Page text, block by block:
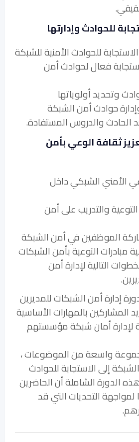
للحوادث وإدارتها
فعال لحوادث أمن
ثقافة الوعي بأمن
الأمني الشبكي داخل
التوعية والتدريب على أمن
التالية لإدارة أمن
إدارة أمن الشبكات للمديرين
المشاركين بالمهارات الأساسية
لإدارة أمان شبكة مؤسستهم
واسعة من الموضوعات ،
إلى الاستجابة للحوادث
الدورة الشاملة أن الحاضرين
لمواجهة التحديات التي قد